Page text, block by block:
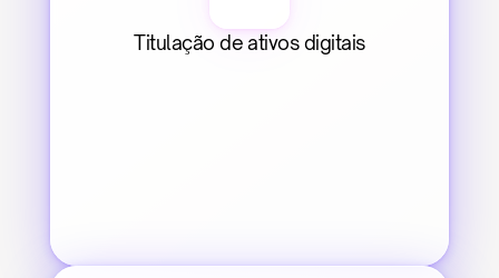
Titulação de ativos digitais